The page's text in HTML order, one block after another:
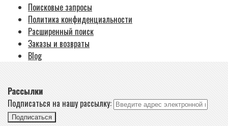
Поисковые запросы
Политика конфиденциальности
Расширенный поиск
Заказы и возвраты
Blog
Рассылки
Подписаться на нашу рассылку:
Подписаться